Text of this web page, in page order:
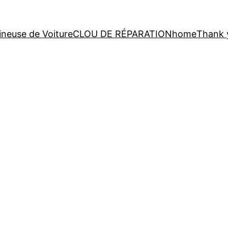
de VoitureCLOU DE RÉPARATIONhomeThank